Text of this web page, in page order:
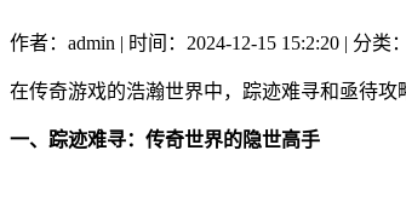
作者：admin | 时间：2024-12-15 15:2:20 | 分类
在传奇游戏的浩瀚世界中，踪迹难寻和亟待
一、踪迹难寻：传奇世界的隐世高手